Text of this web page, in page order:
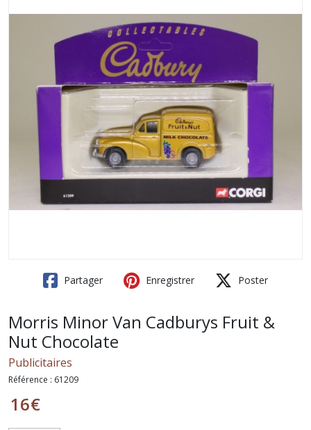
Partager Enregistrer Poster
Morris Minor Van Cadburys Fruit &
Nut Chocolate
Publicitaires
Référence : 61209
16€